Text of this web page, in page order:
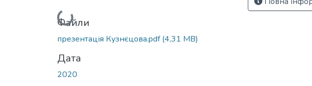
Вантажиться...
Файли
презентація Кузнєцова.pdf(4,31 MB)
Дата
2020